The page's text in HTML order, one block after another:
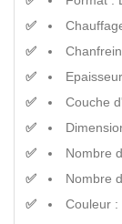
Couche
Nombre
Nombre
Couleur :